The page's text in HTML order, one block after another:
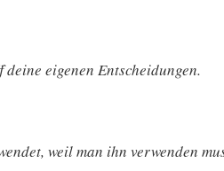
eigenen Entscheidungen.
weil man ihn verwenden